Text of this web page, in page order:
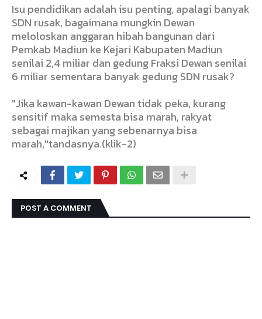
Isu pendidikan adalah isu penting, apalagi banyak
SDN rusak, bagaimana mungkin Dewan
meloloskan anggaran hibah bangunan dari
Pemkab Madiun ke Kejari Kabupaten Madiun
senilai 2,4 miliar dan gedung Fraksi Dewan senilai
6 miliar sementara banyak gedung SDN rusak?
"Jika kawan-kawan Dewan tidak peka, kurang
sensitif maka semesta bisa marah, rakyat
sebagai majikan yang sebenarnya bisa
marah,"tandasnya.(klik-2)
POST A COMMENT